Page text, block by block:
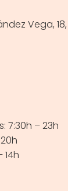
Vega,
7:30h – 23h
14h